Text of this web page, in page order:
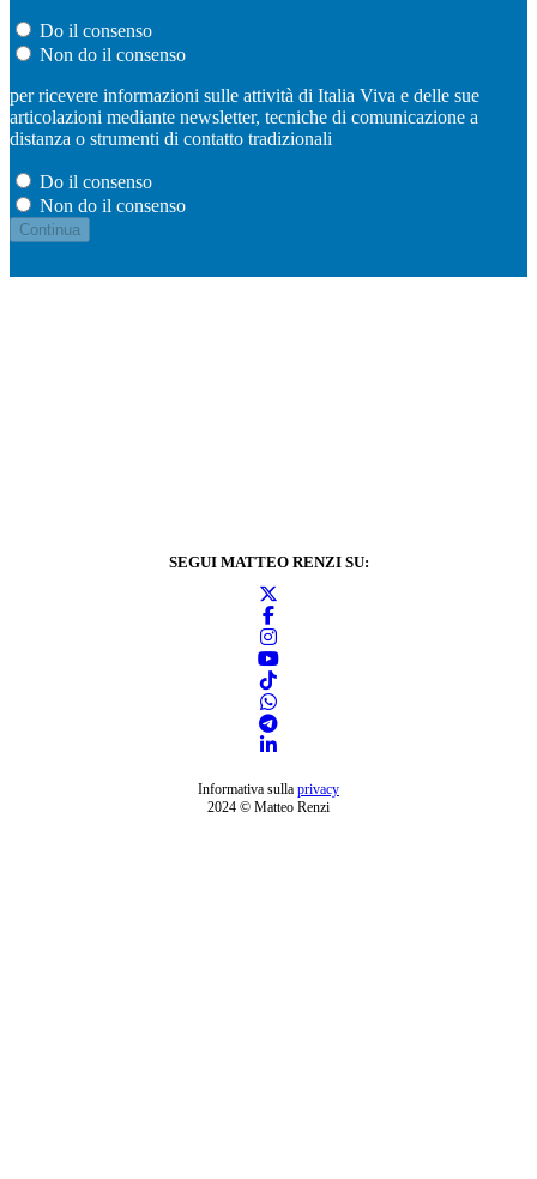
Do il consenso
Non do il consenso
per ricevere informazioni sulle attività di Italia Viva e delle sue
articolazioni mediante newsletter, tecniche di comunicazione a
distanza o strumenti di contatto tradizionali
Do il consenso
Non do il consenso
SEGUI MATTEO RENZI SU:
Informativa sulla privacy
2024 © Matteo Renzi